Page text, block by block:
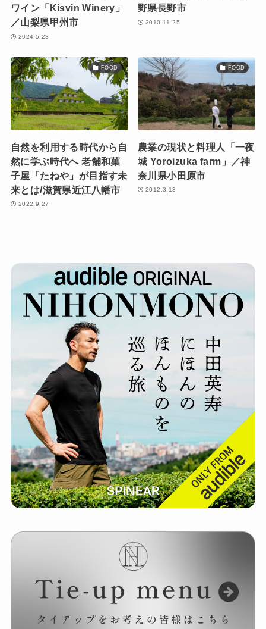
ワイン「Kisvin Winery」
／山梨県甲州市
2024.5.28
野県長野市
2010.11.25
FOOD
自然を利用する時代から自
然に学ぶ時代へ 老舗和菓
子屋「たねや」が目指す未
来とは/滋賀県近江八幡市
2022.9.27
FOOD
農業の現状と料理人「一夜
城 Yoroizuka farm」／神
奈川県小田原市
2012.3.13